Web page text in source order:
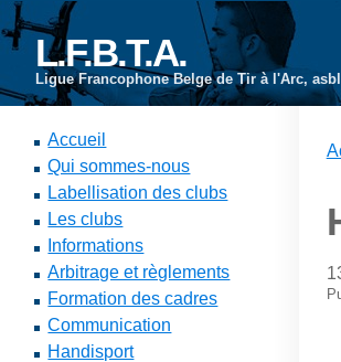
L.F.B.T.A.
Ligue Francophone Belge de Tir à l'Arc, asbl
Accueil
Qui sommes-nous
Labellisation des clubs
Les clubs
Informations
Arbitrage et règlements
Formation des cadres
Communication
Handisport